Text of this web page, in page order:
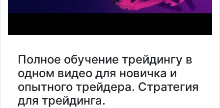
Полное обучение трейдингу в
одном видео для новичка и
опытного трейдера. Стратегия
для трейдинга.